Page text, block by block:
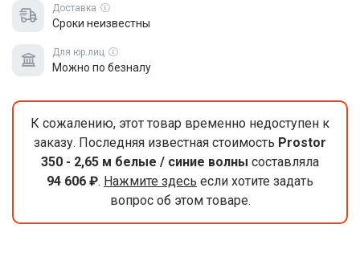
Доставка
Сроки неизвестны
Для юр.лиц
Можно по безналу
К сожалению, этот товар временно недоступен к
заказу. Последняя известная стоимость Prostor
350 - 2,65 м белые / синие волны составляла
94 606 ₽. Нажмите здесь если хотите задать
вопрос об этом товаре.